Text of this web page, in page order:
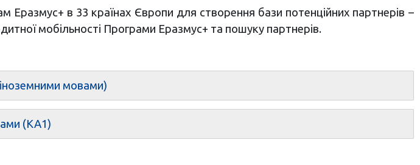
в 33 країнах Європи для створення бази потенційних партнерів –
мобільності Програми Еразмус+ та пошуку партнерів.
мовами)
(КА1)